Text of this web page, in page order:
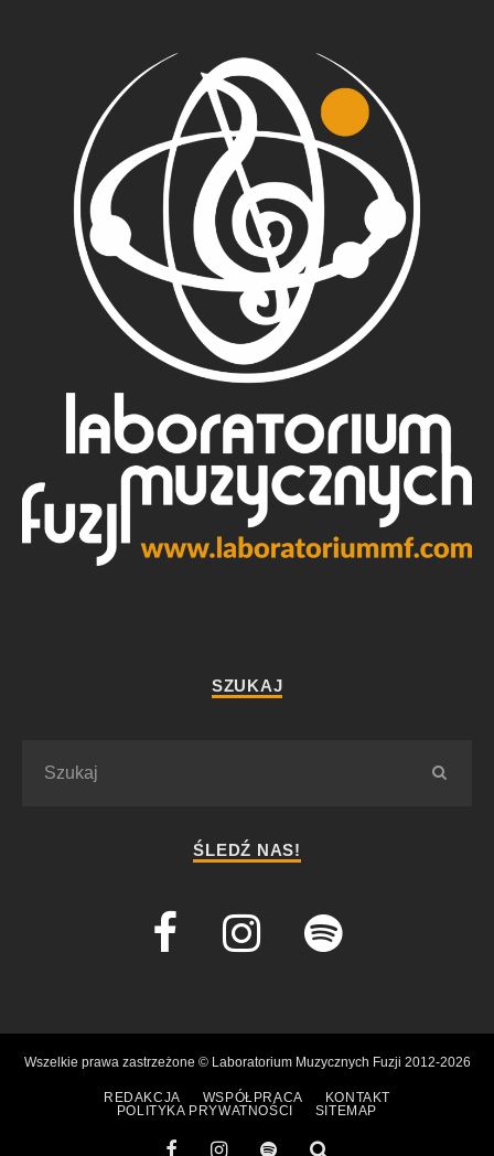
SZUKAJ
ŚLEDŹ NAS!
Wszelkie prawa zastrzeżone © Laboratorium Muzycznych Fuzji 2012-2026
REDAKCJA WSPÓŁPRACA
KONTAKT
POLITYKA PRYWATNOŚCI
SITEMAP